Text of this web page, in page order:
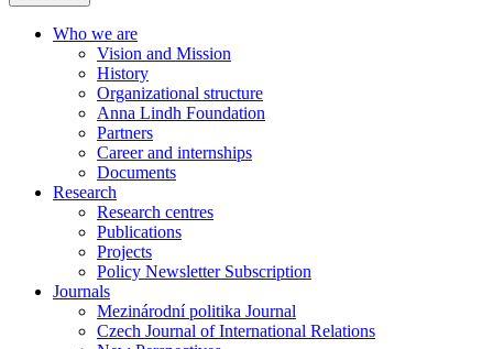
Who we are
Vision and Mission
History
Organizational structure
Anna Lindh Foundation
Partners
Career and internships
Documents
Research
Research centres
Publications
Projects
Policy Newsletter Subscription
Journals
Mezinárodní politika Journal
Czech Journal of International Relations